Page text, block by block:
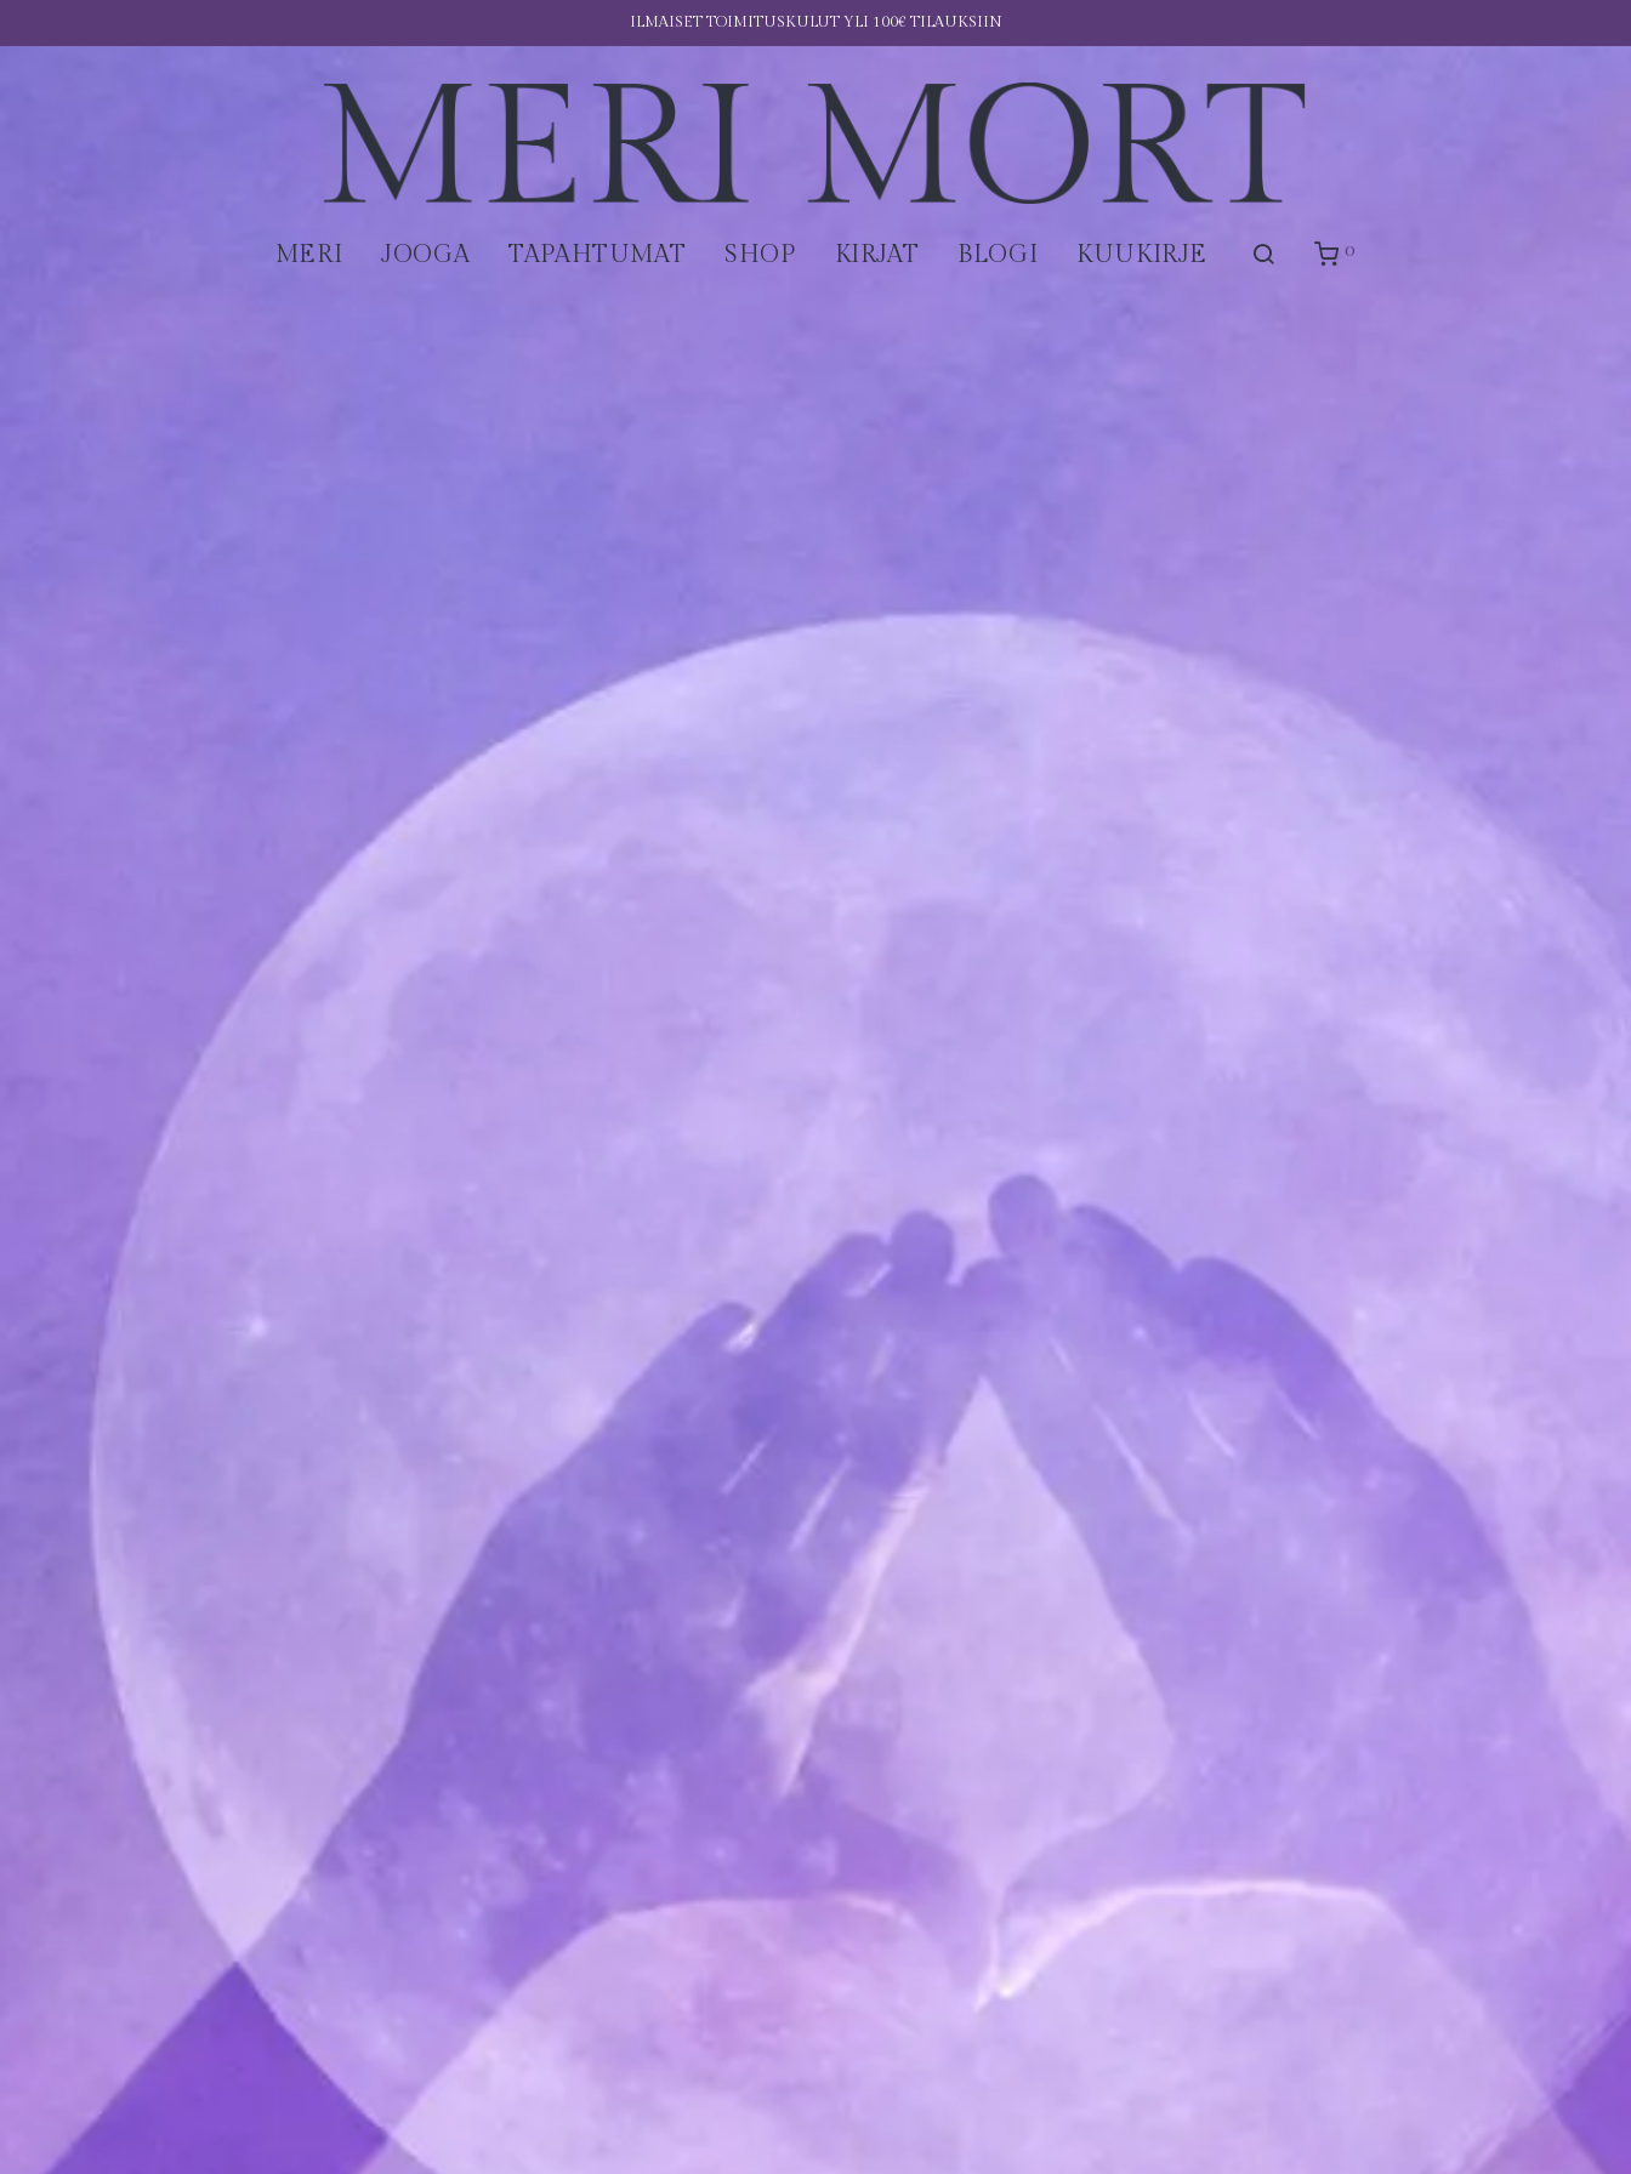
ILMAISET TOIMITUSKULUT YLI 100€ TILAUKSIIN
MERI JOOGA TAPAHTUMAT SHOP KIRJAT BLOGI KUUKIRJE 0